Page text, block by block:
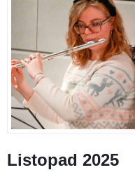
Listopad 2025